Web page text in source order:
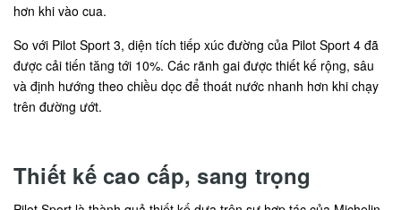
hơn khi vào cua.
So với Pilot Sport 3, diện tích tiếp xúc đường của Pilot Sport 4 đã
được cải tiến tăng tới 10%. Các rãnh gai được thiết kế rộng, sâu
và định hướng theo chiều dọc để thoát nước nhanh hơn khi chạy
trên đường ướt.
Thiết kế cao cấp, sang trọng